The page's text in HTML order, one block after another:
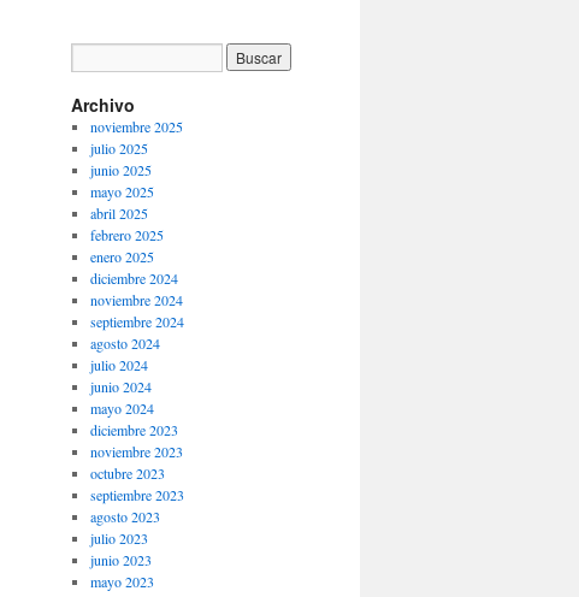
Archivo
noviembre 2025
julio 2025
junio 2025
mayo 2025
abril 2025
febrero 2025
enero 2025
diciembre 2024
noviembre 2024
septiembre 2024
agosto 2024
julio 2024
junio 2024
mayo 2024
diciembre 2023
noviembre 2023
octubre 2023
septiembre 2023
agosto 2023
julio 2023
junio 2023
mayo 2023